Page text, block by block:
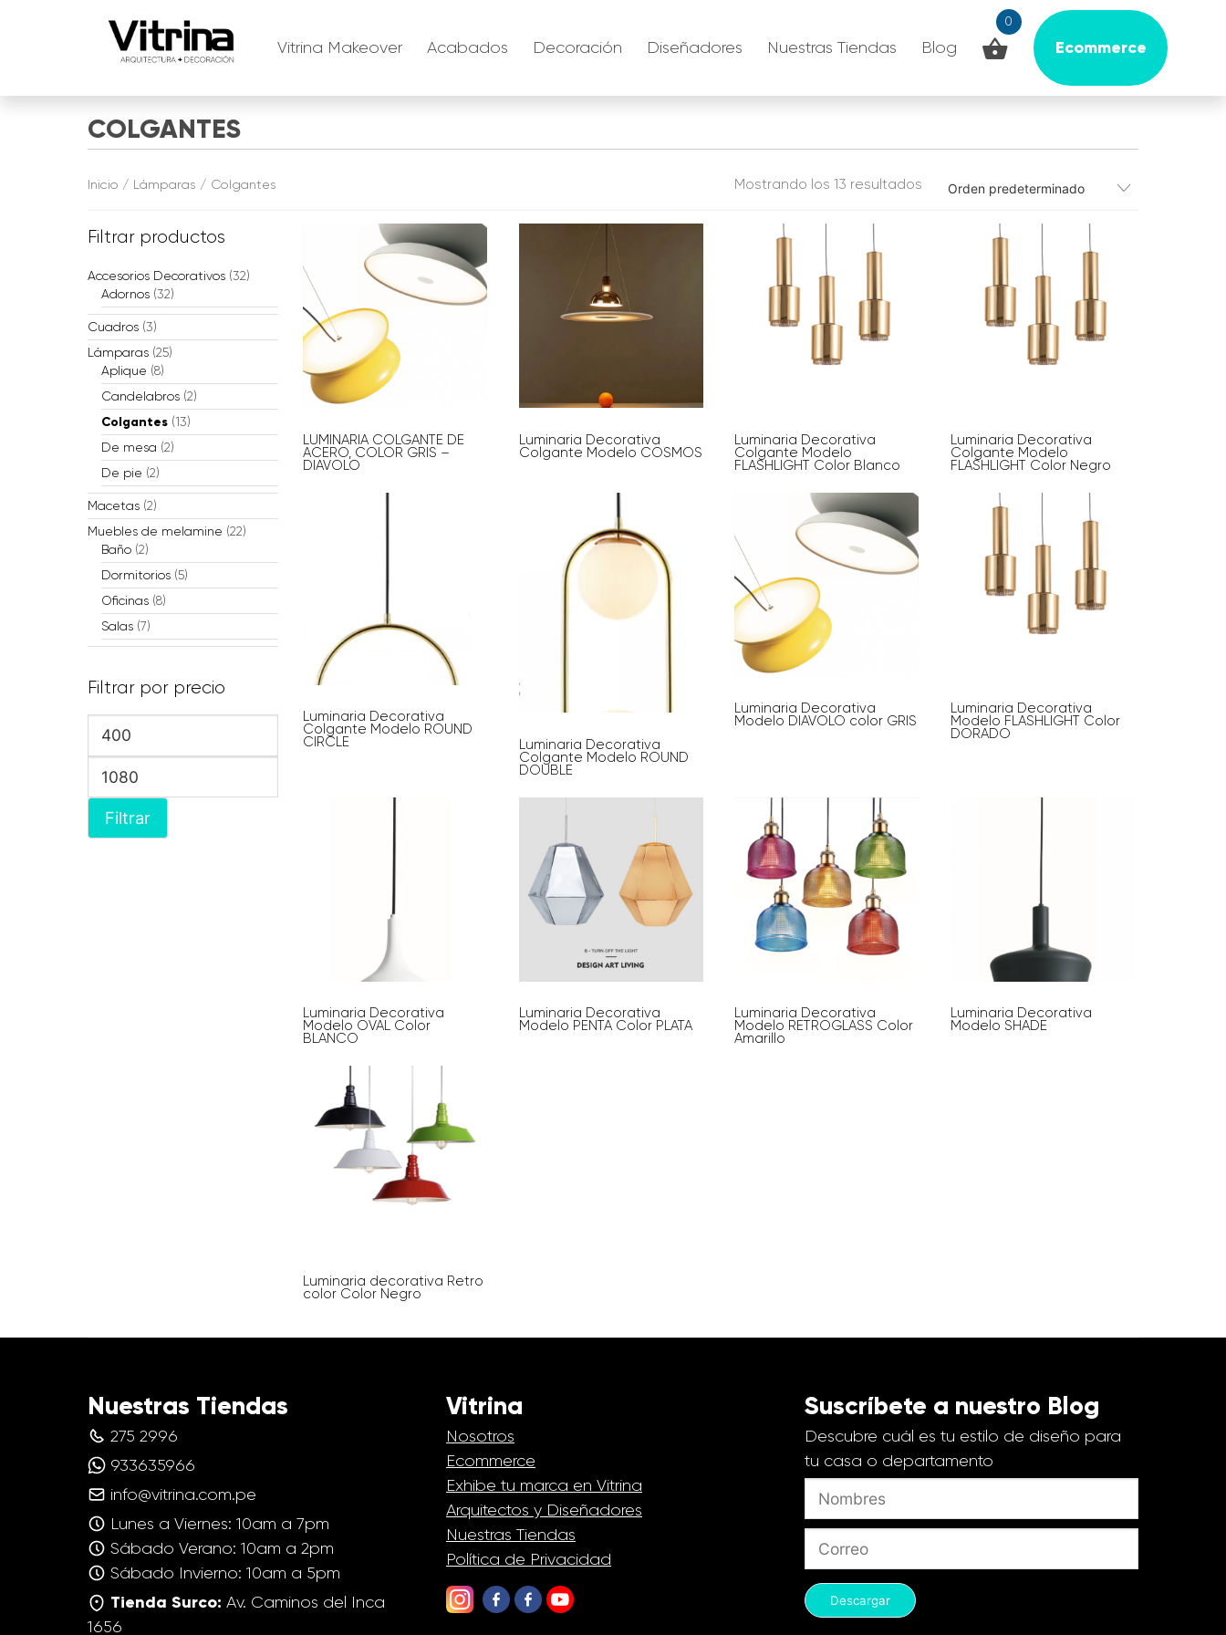
Vitrina Makeover Acabados Decoración Diseñadores Nuestras Tiendas Blog
0
Ecommerce
COLGANTES
Mostrando los 13 resultados
Inicio / Lámparas / Colgantes
Filtrar productos
Accesorios Decorativos (32)
Adornos (32)
Cuadros (3)
Lámparas (25)
Aplique (8)
Candelabros (2)
Colgantes (13)
De mesa (2)
De pie (2)
Macetas (2)
Muebles de melamine (22)
Baño (2)
Dormitorios (5)
Oficinas (8)
Salas (7)
Filtrar por precio
Precio
Precio
máximo
Filtrar
LUMINARIA COLGANTE DE
ACERO, COLOR GRIS –
DIAVOLO
Luminaria Decorativa
Colgante Modelo COSMOS
Luminaria Decorativa
Colgante Modelo
FLASHLIGHT Color Blanco
Luminaria Decorativa
Colgante Modelo
FLASHLIGHT Color Negro
Luminaria Decorativa
Colgante Modelo ROUND
CIRCLE Luminaria Decorativa
Colgante Modelo ROUND
DOUBLE
Luminaria Decorativa
Modelo DIAVOLO color GRIS
Luminaria Decorativa
Modelo FLASHLIGHT Color
DORADO
Luminaria Decorativa
Modelo OVAL Color
BLANCO
Luminaria Decorativa
Modelo PENTA Color PLATA
Luminaria Decorativa
Modelo RETROGLASS Color
Amarillo
Luminaria Decorativa
Modelo SHADE
Luminaria decorativa Retro
color Color Negro
Nuestras Tiendas
275 2996
933635966
info@vitrina.com.pe
Lunes a Viernes: 10am a 7pm
Sábado Verano: 10am a 2pm
Sábado Invierno: 10am a 5pm
Tienda Surco: Av. Caminos del Inca
1656
Vitrina
Nosotros
Ecommerce
Exhibe tu marca en Vitrina
Arquitectos y Diseñadores
Nuestras Tiendas
Política de Privacidad
Suscríbete a nuestro Blog
Descubre cuál es tu estilo de diseño para
tu casa o departamento